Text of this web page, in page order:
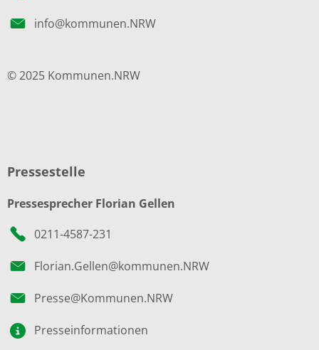
info@kommunen.NRW
© 2025 Kommunen.NRW
Pressestelle
Pressesprecher Florian Gellen
0211-4587-231
Florian.Gellen@kommunen.NRW
Presse@Kommunen.NRW
Presseinformationen